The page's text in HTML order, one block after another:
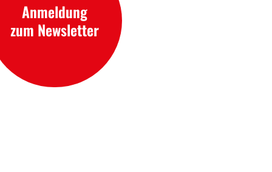
Anmeldung
zum Newsletter